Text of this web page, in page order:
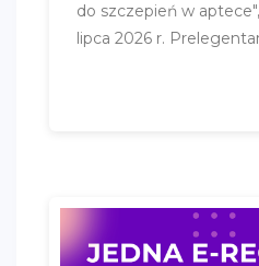
do szczepień w
lipca 2026 r.